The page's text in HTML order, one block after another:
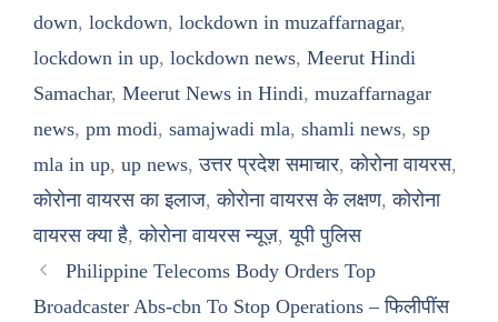
down, lockdown, lockdown in muzaffarnagar,
lockdown in up, lockdown news, Meerut Hindi
Samachar, Meerut News in Hindi, muzaffarnagar
news, pm modi, samajwadi mla, shamli news, sp
mla in up, up news,उत्तर प्रदेश समाचार,कोरोना वायरस,
कोरोना वायरस का इलाज,कोरोना वायरस के लक्षण,कोरोना
वायरस क्या है,कोरोना वायरस न्यूज़,यूपी पुलिस
Philippine Telecoms Body Orders Top
Broadcaster Abs-cbn To Stop Operations – फिलीपींस